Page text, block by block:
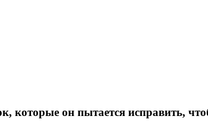
которые он пытается исправить,